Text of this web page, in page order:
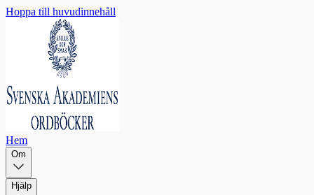
Hoppa till huvudinnehåll
Hem
Om
Hjälp